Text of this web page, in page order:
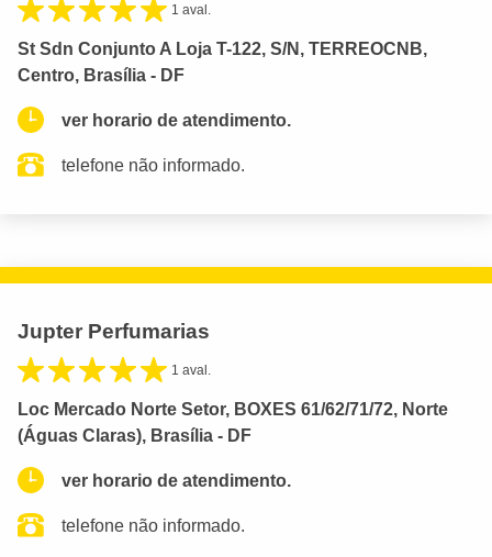
1 aval.
St Sdn Conjunto A Loja T-122, S/N, TERREOCNB,
Centro, Brasília - DF
ver horario de atendimento.
telefone não informado.
Jupter Perfumarias
1 aval.
Loc Mercado Norte Setor, BOXES 61/62/71/72, Norte
(Águas Claras), Brasília - DF
ver horario de atendimento.
telefone não informado.